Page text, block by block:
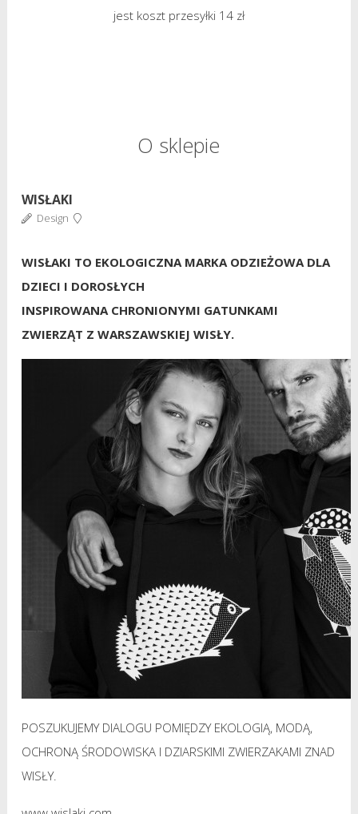
jest koszt przesyłki 14 zł
O sklepie
WISŁAKI
Design
WISŁAKI TO EKOLOGICZNA MARKA ODZIEŻOWA DLA
DZIECI I DOROSŁYCH
INSPIROWANA CHRONIONYMI GATUNKAMI
ZWIERZĄT Z WARSZAWSKIEJ WISŁY.
POSZUKUJEMY DIALOGU POMIĘDZY EKOLOGIĄ, MODĄ,
OCHRONĄ ŚRODOWISKA I DZIARSKIMI ZWIERZAKAMI ZNAD
WISŁY.